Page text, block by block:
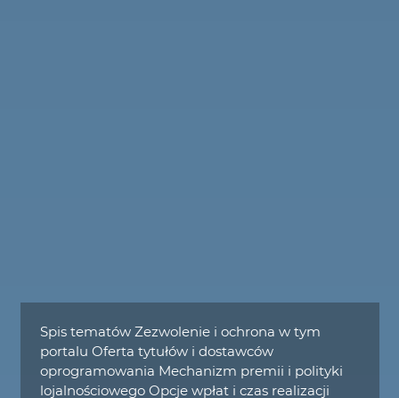
Spis tematów Zezwolenie i ochrona w tym
portalu Oferta tytułów i dostawców
oprogramowania Mechanizm premii i polityki
lojalnościowego Opcje wpłat i czas realizacji